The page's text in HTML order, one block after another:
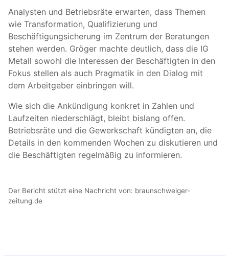
Analysten und Betriebsräte erwarten, dass Themen
wie Transformation, Qualifizierung und
Beschäftigungsicherung im Zentrum der Beratungen
stehen werden. Gröger machte deutlich, dass die IG
Metall sowohl die Interessen der Beschäftigten in den
Fokus stellen als auch Pragmatik in den Dialog mit
dem Arbeitgeber einbringen will.
Wie sich die Ankündigung konkret in Zahlen und
Laufzeiten niederschlägt, bleibt bislang offen.
Betriebsräte und die Gewerkschaft kündigten an, die
Details in den kommenden Wochen zu diskutieren und
die Beschäftigten regelmäßig zu informieren.
Der Bericht stützt eine Nachricht von: braunschweiger-
zeitung.de